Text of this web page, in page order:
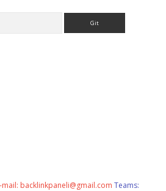
mail: backlinkpaneli@gmail.com Teams: